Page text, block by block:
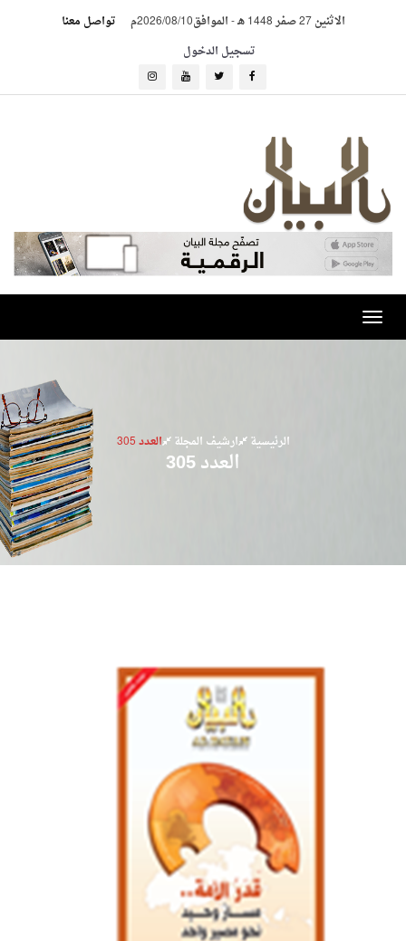
الاثنين 27 صفر 1448 هـ -الموافق2026/08/10م
تواصل معنا
تسجيل الدخول
Toggle
navigation
الرئيسية ارشيف المجلة العدد 305
العدد 305